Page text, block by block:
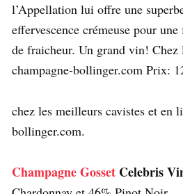
l’Appellation lui offre une
effervescence crémeuse pour
de fraicheur. Un grand vin! Chez
champagne-bollinger.com Prix:
chez les meilleurs cavistes et en
bollinger.com.
Champagne Gosset Celebris